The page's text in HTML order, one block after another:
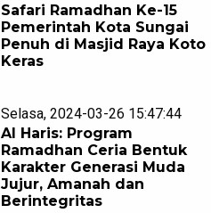
Safari Ramadhan Ke-15
Pemerintah Kota Sungai
Penuh di Masjid Raya Koto
Keras
Selasa, 2024-03-26 15:47:44
Al Haris: Program
Ramadhan Ceria Bentuk
Karakter Generasi Muda
Jujur, Amanah dan
Berintegritas